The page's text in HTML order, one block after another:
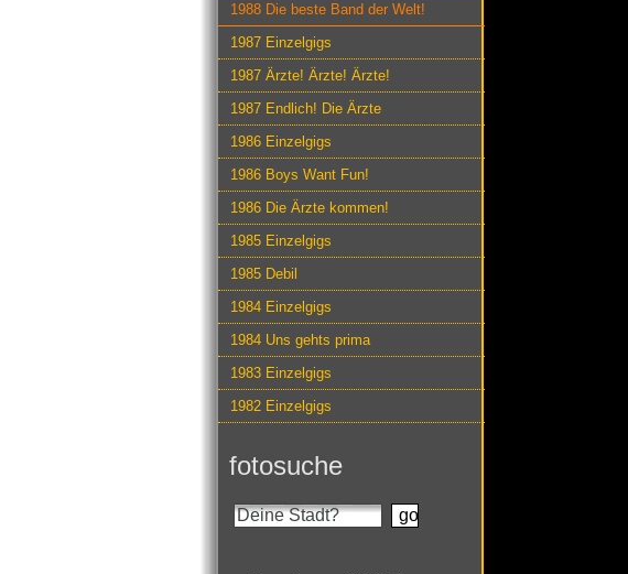
1988 Die beste Band der Welt!
1987 Einzelgigs
1987 Ärzte! Ärzte! Ärzte!
1987 Endlich! Die Ärzte
1986 Einzelgigs
1986 Boys Want Fun!
1986 Die Ärzte kommen!
1985 Einzelgigs
1985 Debil
1984 Einzelgigs
1984 Uns gehts prima
1983 Einzelgigs
1982 Einzelgigs
fotosuche